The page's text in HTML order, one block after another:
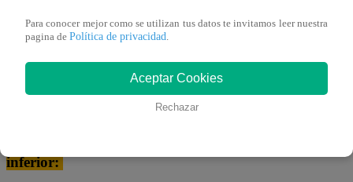
trabajo, pero podemos hablar. Yo no me puedo ir de
“Tenemos que guardar las formas. Yo tengo que
inferior:
Para conocer mejor como se utilizan tus datos te invitamos leer nuestra
pagina de Política de privacidad.
Aceptar Cookies
Rechazar